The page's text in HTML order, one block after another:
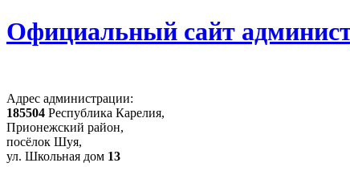
Официальный сайт
Адрес администрации:
185504 Республика Карелия,
Прионежский район,
посёлок Шуя,
ул. Школьная дом 13